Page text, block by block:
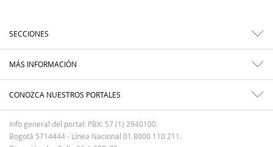
SECCIONES
MÁS INFORMACIÓN
CONOZCA NUESTROS PORTALES
Info general del portal: PBX: 57 (1) 2940100.
Bogotá 5714444 - Línea Nacional 01 8000 110 211.